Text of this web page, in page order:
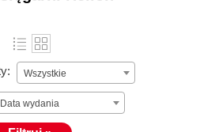
Wszystkie
Data wydania